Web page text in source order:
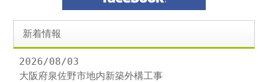
新着情報
2026/08/03
大阪府泉佐野市地内新築外構工事